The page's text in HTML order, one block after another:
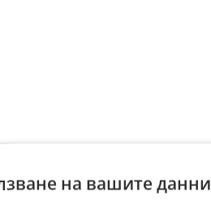
на вашите данни